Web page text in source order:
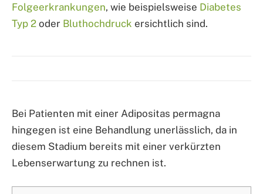
Folgeerkrankungen, wie beispielsweise Diabetes
Typ 2 oder Bluthochdruck ersichtlich sind.
Bei Patienten mit einer Adipositas permagna
hingegen ist eine Behandlung unerlässlich, da in
diesem Stadium bereits mit einer verkürzten
Lebenserwartung zu rechnen ist.